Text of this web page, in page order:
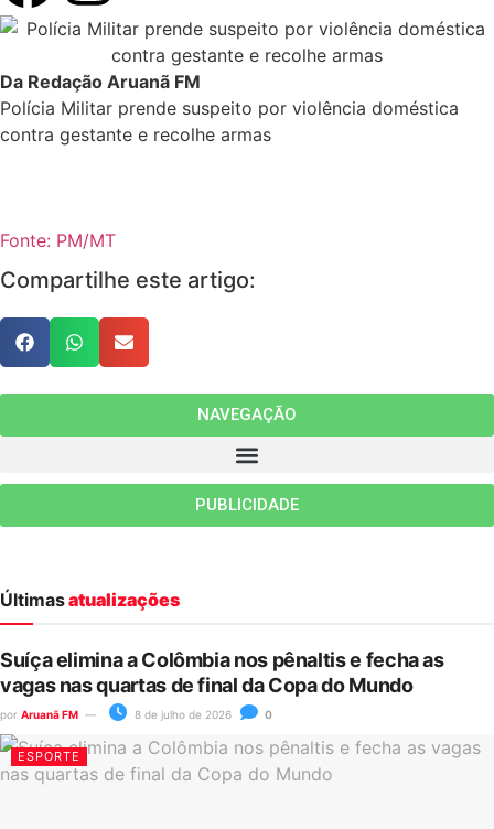
Da Redação Aruanã FM
Polícia Militar prende suspeito por violência doméstica
contra gestante e recolhe armas
Fonte: PM/MT
Compartilhe este artigo:
NAVEGAÇÃO
PUBLICIDADE
Últimasatualizações
Suíça elimina a Colômbia nos pênaltis e fecha as
vagas nas quartas de final da Copa do Mundo
por Aruanã FM 8 de julho de 2026 0
ESPORTE